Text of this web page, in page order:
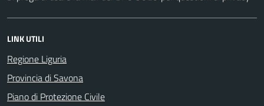
LINK UTILI
Regione Liguria
Provincia di Savona
Piano di Protezione Civile